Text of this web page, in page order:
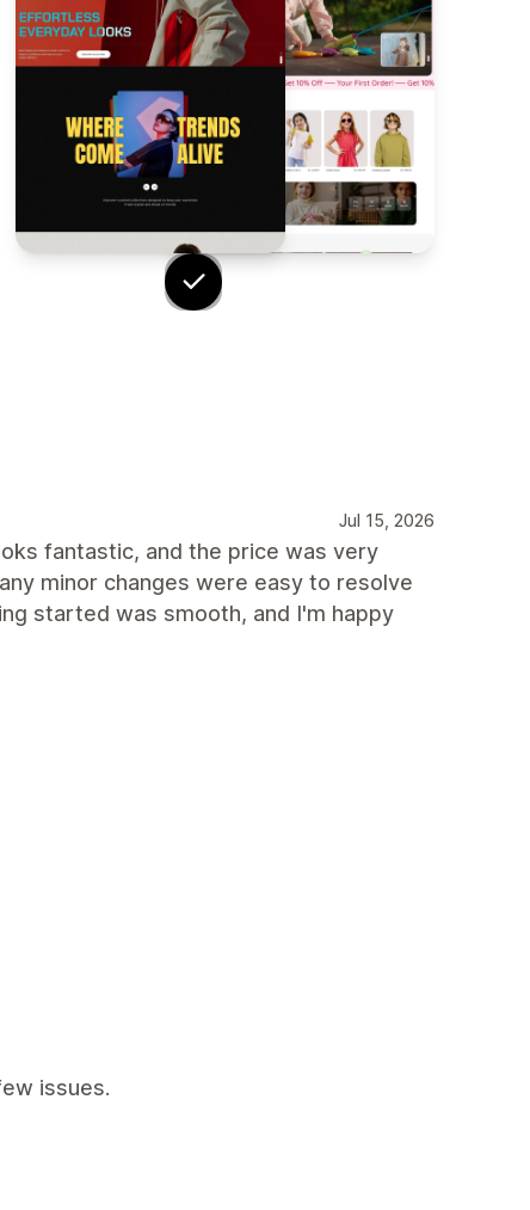
Jul 15, 2026
fantastic, and the price was very
minor changes were easy to resolve
started was smooth, and I'm happy
issues.